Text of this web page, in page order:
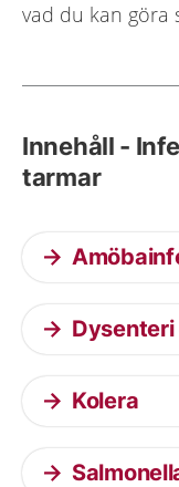
vad du kan göra
Innehåll -
tarmar
Dysenteri
Kolera